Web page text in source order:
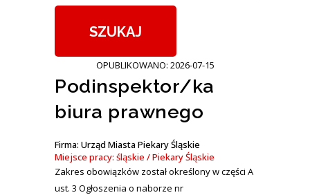
OPUBLIKOWANO: 2026-07-15
Podinspektor/ka
biura prawnego
Firma: Urząd Miasta Piekary Śląskie
Miejsce pracy: śląskie / Piekary Śląskie
Zakres obowiązków został określony w części A
ust. 3 Ogłoszenia o naborze nr